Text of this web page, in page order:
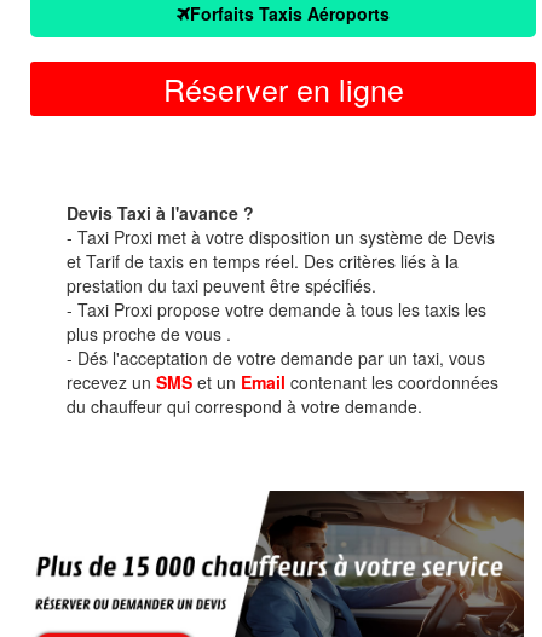
Forfaits Taxis Aéroports
Réserver en ligne
Devis Taxi à l'avance ?
- Taxi Proxi met à votre disposition un système de Devis
et Tarif de taxis en temps réel. Des critères liés à la
prestation du taxi peuvent être spécifiés.
- Taxi Proxi propose votre demande à tous les taxis les
plus proche de vous .
- Dés l'acceptation de votre demande par un taxi, vous
recevez un SMS et un Email contenant les coordonnées
du chauffeur qui correspond à votre demande.